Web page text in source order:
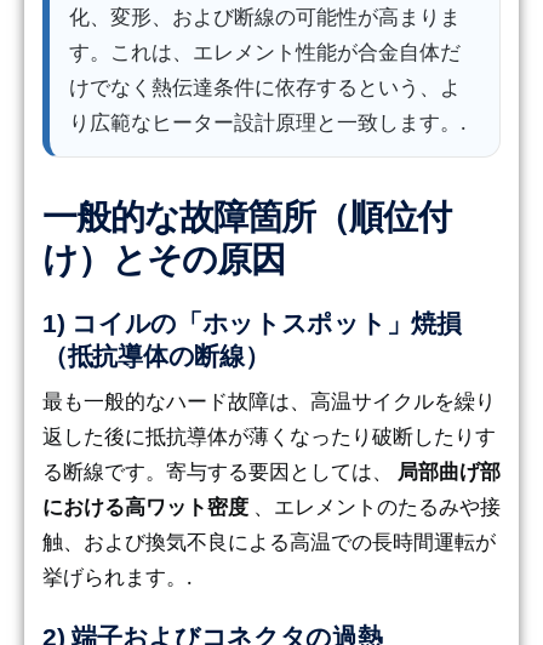
化、変形、および断線の可能性が高まりま
す。これは、エレメント性能が合金自体だ
けでなく熱伝達条件に依存するという、よ
り広範なヒーター設計原理と一致します。.
一般的な故障箇所（順位付
け）とその原因
1) コイルの「ホットスポット」焼損
（抵抗導体の断線）
最も一般的なハード故障は、高温サイクルを繰り
返した後に抵抗導体が薄くなったり破断したりす
る断線です。寄与する要因としては、 局部曲げ部
における高ワット密度 、エレメントのたるみや接
触、および換気不良による高温での長時間運転が
挙げられます。.
2) 端子およびコネクタの過熱